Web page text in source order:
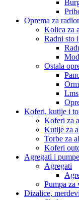
Oprema za
Kolica za
Radni sto
Ostala
Lms
Koferi, kutije i
Koferi za
Kutije za
Torbe za
Koferi
Agregati i pumpe
Agregati
Pumpa za
Dizalice,